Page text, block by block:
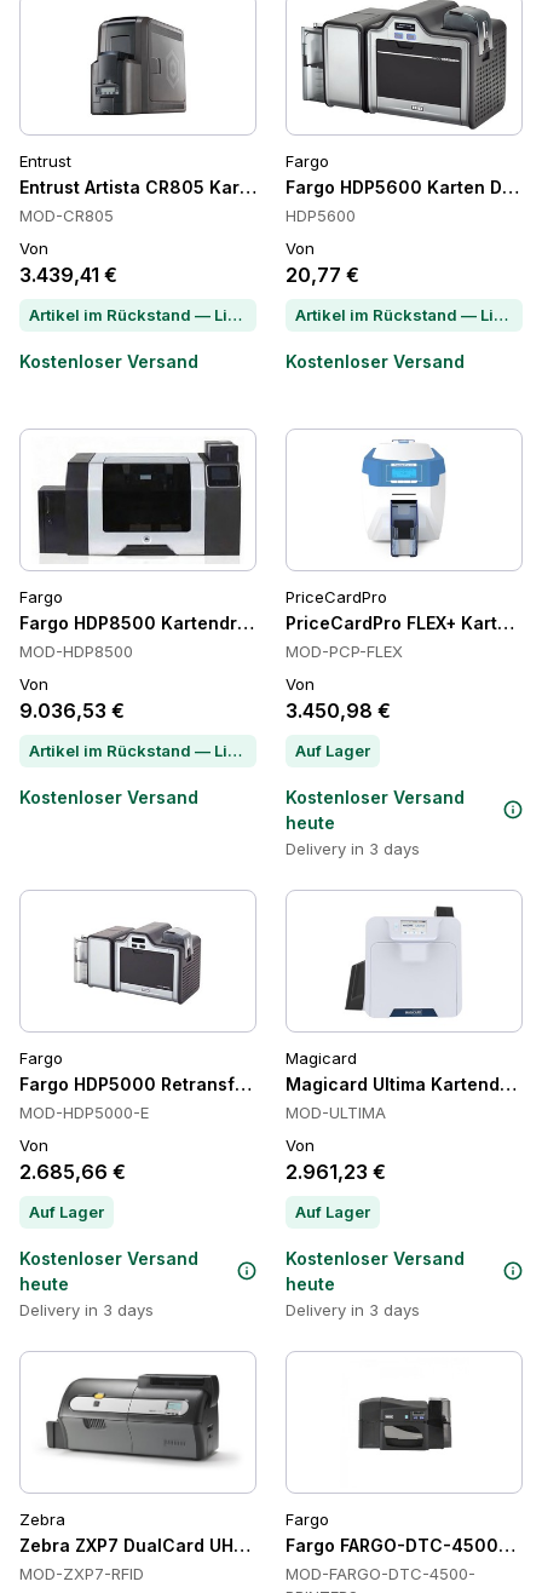
Entrust
Entrust Artista CR805 Kartendrucker, Retransfer
MOD-CR805
Von
3.439,41 €
Artikel im Rückstand — Lieferzeit per Chat erfragen
Kostenloser Versand
Fargo
Fargo HDP5600 Karten
HDP5600
Von
20,77 €
Artikel im Rückstand — Lieferzeit per Chat erfragen
Kostenloser Versand
Fargo
Fargo HDP8500 Kartendrucker, HDP Retransfer, beidseitig,
MOD-HDP8500
Von
9.036,53 €
Artikel im Rückstand — Lieferzeit per Chat erfragen
Kostenloser Versand
PriceCardPro
PriceCardPro FLEX+
MOD-PCP-FLEX
Von
3.450,98 €
Auf Lager
Kostenloser Versand
heute
Delivery in 3 days
Fargo
Fargo HDP5000 Retransfer-Kartenprinter, Retransfer, 300
MOD-HDP5000-E
Von
2.685,66 €
Auf Lager
Kostenloser Versand
heute
Delivery in 3 days
Magicard
Magicard Ultima
MOD-ULTIMA
Von
2.961,23 €
Auf Lager
Kostenloser Versand
heute
Delivery in 3 days
Zebra
Zebra ZXP7 DualCard UHF Kartendrucker, UHF RFID,
MOD-ZXP7-RFID
Fargo
Fargo FARGO-DTC-4500-
MOD-FARGO-DTC-4500-